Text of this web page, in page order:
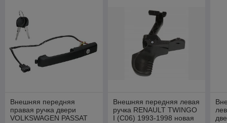
Внешняя передняя
правая ручка двери
VOLKSWAGEN PASSAT
Внешняя передняя левая
ручка RENAULT TWINGO
I (C06) 1993-1998 новая